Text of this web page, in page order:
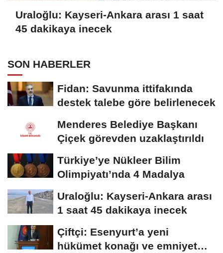
Uraloğlu: Kayseri-Ankara arası 1 saat
45 dakikaya inecek
SON HABERLER
Fidan: Savunma ittifakında
destek talebe göre belirlenecek
Menderes Belediye Başkanı
Çiçek görevden uzaklaştırıldı
Türkiye’ye Nükleer Bilim
Olimpiyatı’nda 4 Madalya
Uraloğlu: Kayseri-Ankara arası
1 saat 45 dakikaya inecek
Çiftçi: Esenyurt’a yeni
hükümet konağı ve emniyet